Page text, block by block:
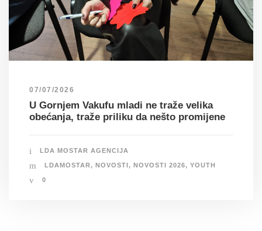
07/07/2026
U Gornjem Vakufu mladi ne traže velika
obećanja, traže priliku da nešto promijene
LDA MOSTAR AGENCIJA
LDAMOSTAR, NOVOSTI , NOVOSTI 2026, YOUTH
0